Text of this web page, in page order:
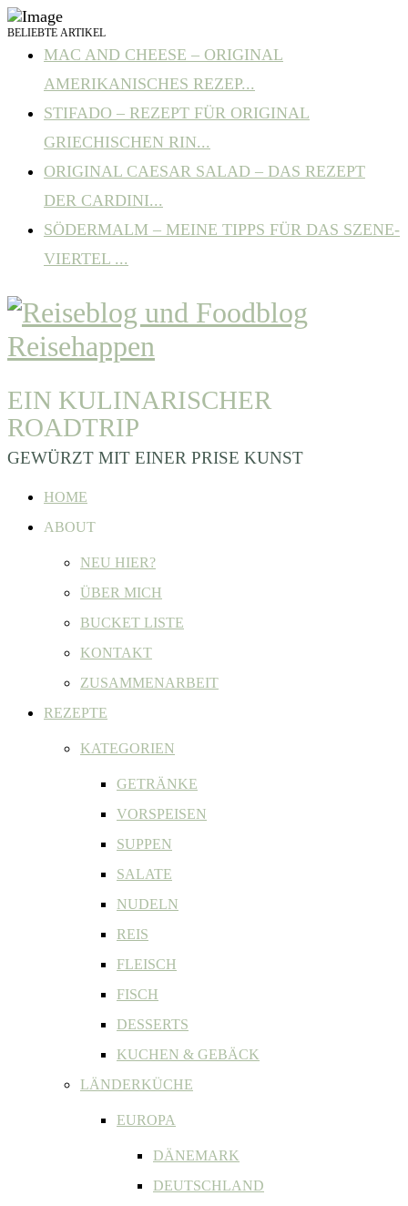
BELIEBTE ARTIKEL
MAC AND CHEESE – ORIGINAL
AMERIKANISCHES REZEP...
STIFADO – REZEPT FÜR ORIGINAL
GRIECHISCHEN RIN...
ORIGINAL CAESAR SALAD – DAS REZEPT
DER CARDINI...
SÖDERMALM – MEINE TIPPS FÜR DAS SZENE-
VIERTEL ...
EIN KULINARISCHER
ROADTRIP
GEWÜRZT MIT EINER PRISE KUNST
HOME
ABOUT
NEU HIER?
ÜBER MICH
BUCKET LISTE
KONTAKT
ZUSAMMENARBEIT
REZEPTE
KATEGORIEN
GETRÄNKE
VORSPEISEN
SUPPEN
SALATE
NUDELN
REIS
FLEISCH
FISCH
DESSERTS
KUCHEN & GEBÄCK
LÄNDERKÜCHE
EUROPA
DÄNEMARK
DEUTSCHLAND